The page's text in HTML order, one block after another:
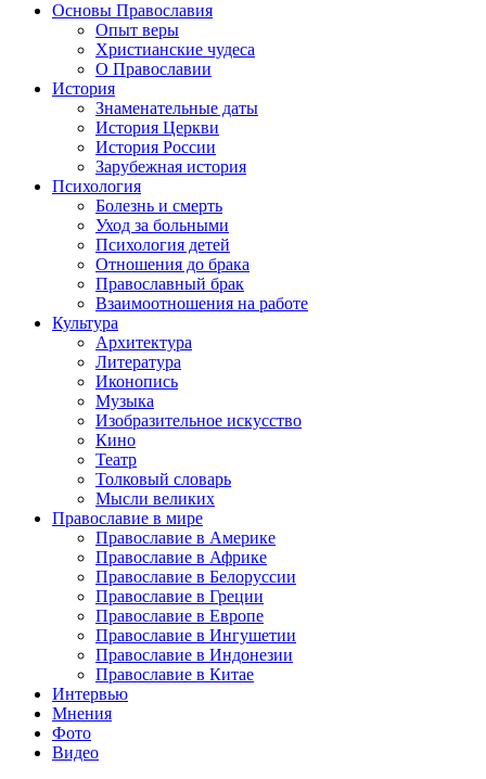
Основы Православия
Опыт веры
Христианские чудеса
О Православии
История
Знаменательные даты
История Церкви
История России
Зарубежная история
Психология
Болезнь и смерть
Уход за больными
Психология детей
Отношения до брака
Православный брак
Взаимоотношения на работе
Культура
Архитектура
Литература
Иконопись
Музыка
Изобразительное искусство
Кино
Театр
Толковый словарь
Мысли великих
Православие в мире
Православие в Америке
Православие в Африке
Православие в Белоруссии
Православие в Греции
Православие в Европе
Православие в Ингушетии
Православие в Индонезии
Православие в Китае
Интервью
Мнения
Фото
Видео